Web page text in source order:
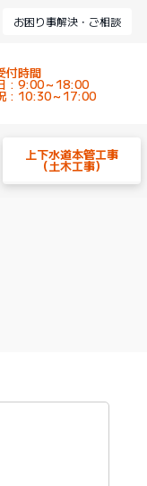
お困り事解決・ご相談
付時間
: 9:00～18:00
: 10:30～17:00
上下水道本管工事
（土木工事）